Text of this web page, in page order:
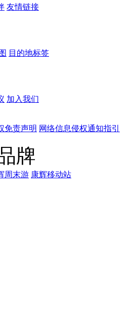
友情链接
目的地标签
加入我们
免责声明 网络信息侵权通知指引
牌
周末游 康辉移动站